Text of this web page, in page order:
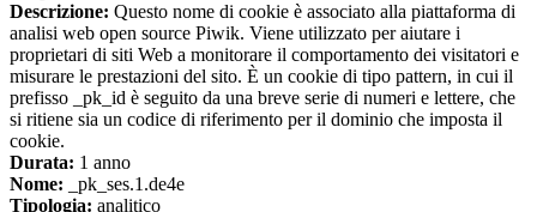
Descrizione: Questo nome di cookie è associato alla piattaforma di
analisi web open source Piwik. Viene utilizzato per aiutare i
proprietari di siti Web a monitorare il comportamento dei visitatori e
misurare le prestazioni del sito. È un cookie di tipo pattern, in cui il
prefisso _pk_id è seguito da una breve serie di numeri e lettere, che
si ritiene sia un codice di riferimento per il dominio che imposta il
cookie.
Durata: 1 anno
Nome: _pk_ses.1.de4e
Tipologia: analitico